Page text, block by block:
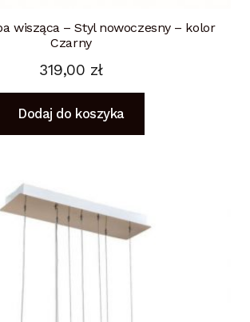
wisząca – Styl nowoczesny – kolor
Czarny
319,00 zł
Dodaj do koszyka